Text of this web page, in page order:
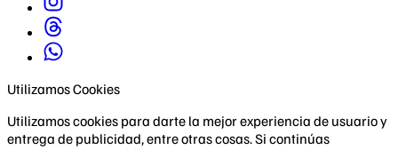
Utilizamos Cookies
Utilizamos cookies para darte la mejor experiencia de usuario y
entrega de publicidad, entre otras cosas. Si continúas